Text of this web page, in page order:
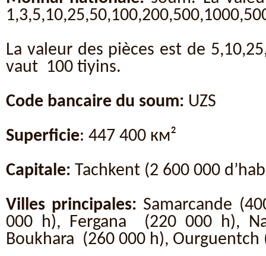
La valeur des pièces est de
vaut 100 tiyins.
Code bancaire du soum: UZS
Superficie: 447 400 км²
Capitale: Tachkent (2 600 000
Villes principales: Samarcande
000 h), Fergana (220 000 h),
Boukhara (260 000 h), Ourguentch